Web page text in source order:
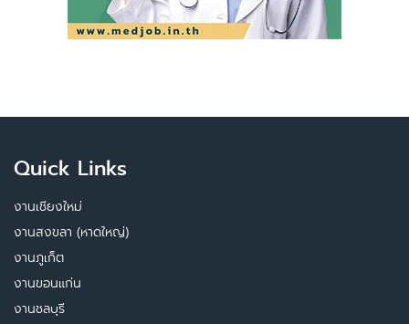
Quick Links
งานเชียงใหม่
งานสงขลา (หาดใหญ่)
งานภูเก็ต
งานขอนแก่น
งานชลบุรี